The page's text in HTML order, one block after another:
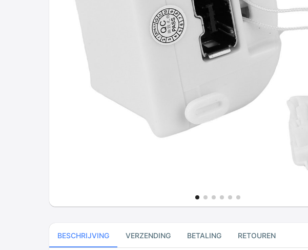
BESCHRIJVING VERZENDING BETALING RETOUREN